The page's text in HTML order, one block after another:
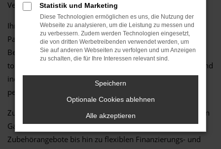
Verhältnis.
Ihr Ford Autohaus in Gardelegen ist Ihr verlässlicher
Partner, wenn es um Fahrzeuge mit Tageszulassung geht.
Bei uns erwartet Sie nicht nur eine große Auswahl an
topgepflegten Modellen, sondern auch eine kompetente und
individuelle Beratung, damit Sie das Fahrzeug finden, das
perfekt zu Ihnen passt.
Zusätzlich bieten wir Ihnen umfassende Services für Ford in
Gardelegen – von Wartung und Reparaturen über
Zubehörangebote bis hin zu flexiblen Finanzierungs- und
Statistik und Marketing
Diese Technologien ermöglichen es uns, die Nutzung der
Webseite zu analysieren, um die Leistung zu messen und
zu verbessern. Zudem werden Technologien eingesetzt,
die von dritten Werbetreibenden verwendet werden, um
Sie auf anderen Webseiten zu verfolgen und um Anzeigen
zu schalten, die für Ihre Interessen relevant sind.
Speichern
Optionale Cookies ablehnen
Alle akzeptieren